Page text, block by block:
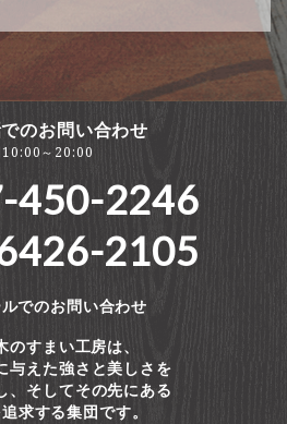
のお問い合わせ
10:00～20:00
450-2246
2105
でのお問い合わせ
のすまい工房は、
与えた強さと美しさを
、そしてその先にある
求する集団です。